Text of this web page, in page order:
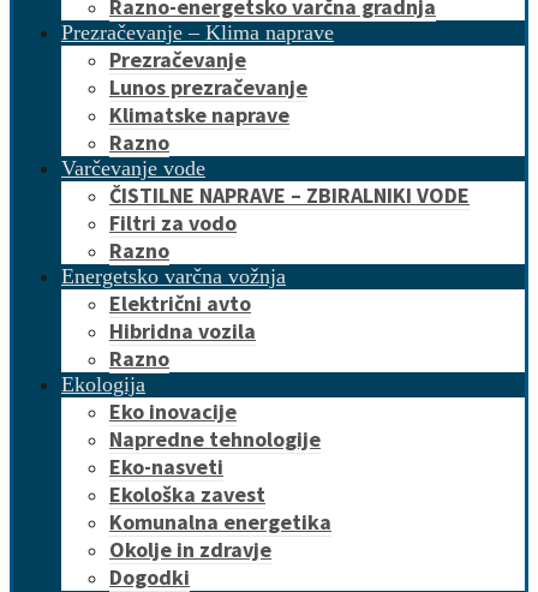
Razno-energetsko varčna gradnja
Prezračevanje – Klima naprave
Prezračevanje
Lunos prezračevanje
Klimatske naprave
Razno
Varčevanje vode
ČISTILNE NAPRAVE – ZBIRALNIKI VODE
Filtri za vodo
Razno
Energetsko varčna vožnja
Električni avto
Hibridna vozila
Razno
Ekologija
Eko inovacije
Napredne tehnologije
Eko-nasveti
Ekološka zavest
Komunalna energetika
Okolje in zdravje
Dogodki